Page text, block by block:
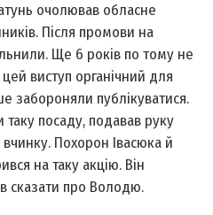
очолював обласне
Після промови на
Ще 6 років по тому не
виступ органічний для
забороняли публікуватися.
посаду, подавав руку
Похорон Івасюка й
на таку акцію. Він
сказати про Володю.